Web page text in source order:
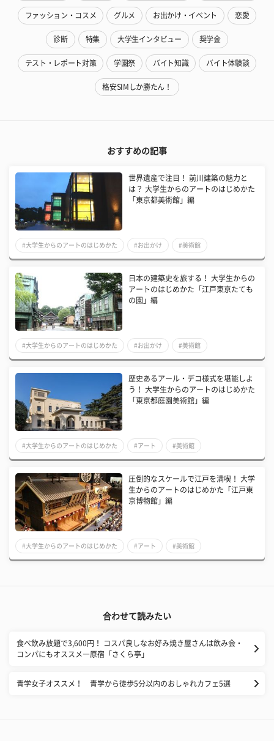
ファッション・コスメ グルメ お出かけ・イベント 恋愛
診断 特集 大学生インタビュー 奨学金
テスト・レポート対策 学園祭 バイト知識 バイト体験談
格安SIMしか勝たん！
おすすめの記事
世界遺産で注目！ 前川建築の魅力と
は？ 大学生からのアートのはじめかた
「東京都美術館」編
#大学生からのアートのはじめかた #お出かけ #美術館
日本の建築史を旅する！ 大学生からの
アートのはじめかた「江戸東京たても
の園」編
#大学生からのアートのはじめかた #お出かけ #美術館
歴史あるアール・デコ様式を堪能しよ
う！ 大学生からのアートのはじめかた
「東京都庭園美術館」編
#大学生からのアートのはじめかた #アート #美術館
圧倒的なスケールで江戸を満喫！ 大学
生からのアートのはじめかた「江戸東
京博物館」編
#大学生からのアートのはじめかた #アート #美術館
合わせて読みたい
食べ飲み放題で3,600円！ コスパ良しなお好み焼き屋さんは飲み会・
コンパにもオススメ―原宿「さくら亭」
青学女子オススメ！ 青学から徒歩5分以内のおしゃれカフェ5選